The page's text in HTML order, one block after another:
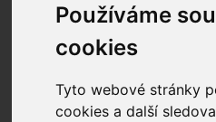
Používáme
cookies
Tyto webové stránky
cookies a další